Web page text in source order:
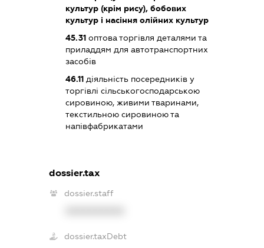
культур (крім рису), бобових
культур і насіння олійних культур
45.31 оптова торгівля деталями та
приладдям для автотранспортних
засобів
46.11 діяльність посередників у
торгівлі сільськогосподарською
сировиною, живими тваринами,
текстильною сировиною та
напівфабрикатами
dossier.tax
dossier.staff
dossier.taxDebt